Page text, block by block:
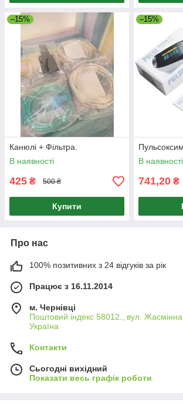
–15%
Канюлі + Фільтра.
В наявності
425 ₴ 500 ₴
Купити
–15%
В наявності
741,20 ₴
Про нас
100% позитивних з 24 відгуків за рік
Працює з 16.11.2014
м. Чернівці
Поштовий індекс 58012., вул. Жасмінна
Україна
Контакти
Сьогодні вихідний
Показати весь графік роботи